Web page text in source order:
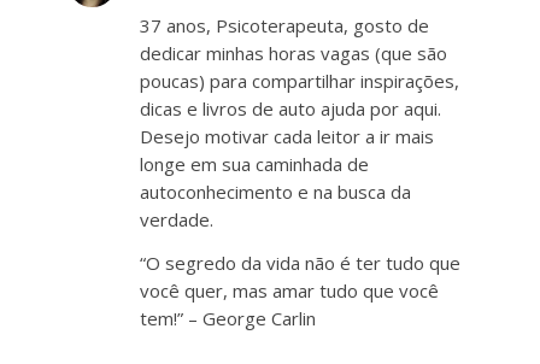
37 anos, Psicoterapeuta, gosto de
dedicar minhas horas vagas (que são
poucas) para compartilhar inspirações,
dicas e livros de auto ajuda por aqui.
Desejo motivar cada leitor a ir mais
longe em sua caminhada de
autoconhecimento e na busca da
verdade.
“O segredo da vida não é ter tudo que
você quer, mas amar tudo que você
tem!” – George Carlin